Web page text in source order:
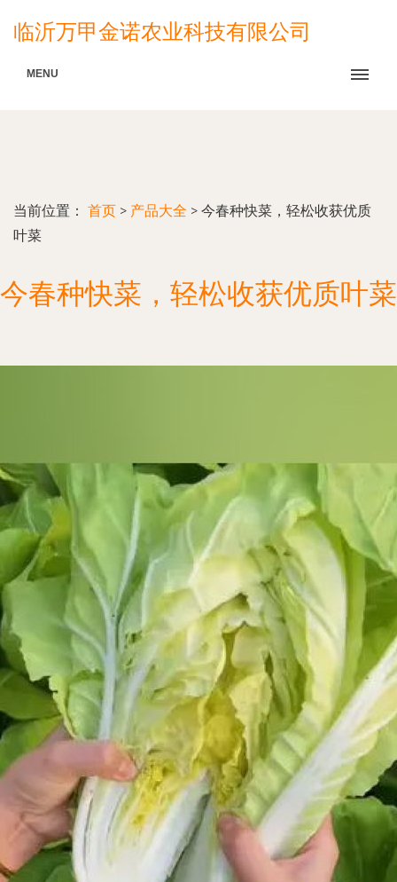
临沂万甲金诺农业科技有限公司
MENU
当前位置： 首页 > 产品大全 > 今春种快菜，轻松收获优质
叶菜
今春种快菜，轻松收获优质叶菜